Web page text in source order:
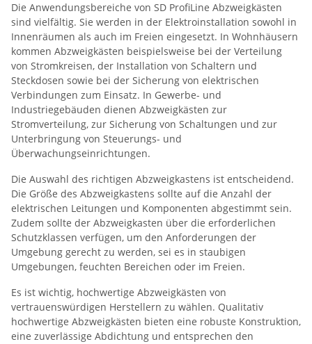
Die Anwendungsbereiche von SD ProfiLine Abzweigkästen
sind vielfältig. Sie werden in der Elektroinstallation sowohl in
Innenräumen als auch im Freien eingesetzt. In Wohnhäusern
kommen Abzweigkästen beispielsweise bei der Verteilung
von Stromkreisen, der Installation von Schaltern und
Steckdosen sowie bei der Sicherung von elektrischen
Verbindungen zum Einsatz. In Gewerbe- und
Industriegebäuden dienen Abzweigkästen zur
Stromverteilung, zur Sicherung von Schaltungen und zur
Unterbringung von Steuerungs- und
Überwachungseinrichtungen.
Die Auswahl des richtigen Abzweigkastens ist entscheidend.
Die Größe des Abzweigkastens sollte auf die Anzahl der
elektrischen Leitungen und Komponenten abgestimmt sein.
Zudem sollte der Abzweigkasten über die erforderlichen
Schutzklassen verfügen, um den Anforderungen der
Umgebung gerecht zu werden, sei es in staubigen
Umgebungen, feuchten Bereichen oder im Freien.
Es ist wichtig, hochwertige Abzweigkästen von
vertrauenswürdigen Herstellern zu wählen. Qualitativ
hochwertige Abzweigkästen bieten eine robuste Konstruktion,
eine zuverlässige Abdichtung und entsprechen den